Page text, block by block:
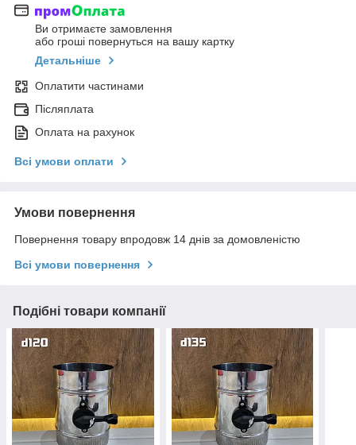
Ви отримаєте замовлення
або гроші повернуться на вашу картку
Детальніше
Оплатити частинами
Післяплата
Оплата на рахунок
Всі умови оплати
Умови повернення
Повернення товару впродовж 14 днів за домовленістю
Всі умови повернення
Подібні товари компанії